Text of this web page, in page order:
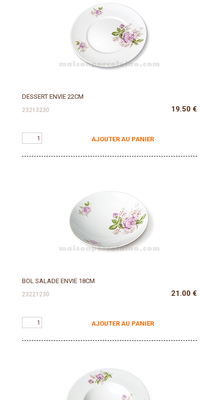
DESSERT ENVIE 22CM
23213230 19.50 €
AJOUTER AU PANIER
BOL SALADE ENVIE 18CM
23221230 21.00 €
AJOUTER AU PANIER